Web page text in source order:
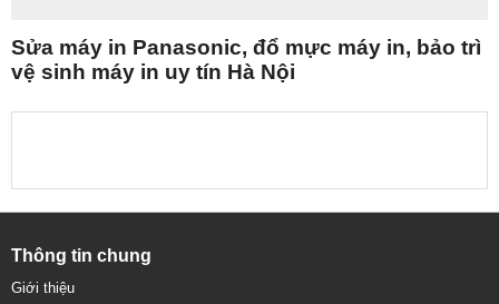
Sửa máy in Panasonic, đổ mực máy in, bảo trì
vệ sinh máy in uy tín Hà Nội
Thông tin chung
Giới thiệu